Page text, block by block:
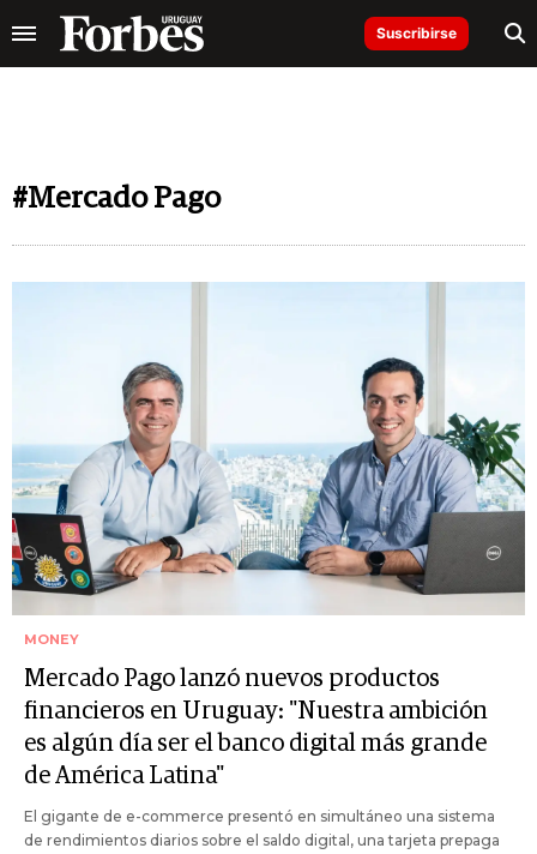
Suscribirse
#Mercado Pago
MONEY
Mercado Pago lanzó nuevos productos
financieros en Uruguay: "Nuestra ambición
es algún día ser el banco digital más grande
de América Latina"
El gigante de e-commerce presentó en simultáneo una sistema
de rendimientos diarios sobre el saldo digital, una tarjeta prepaga